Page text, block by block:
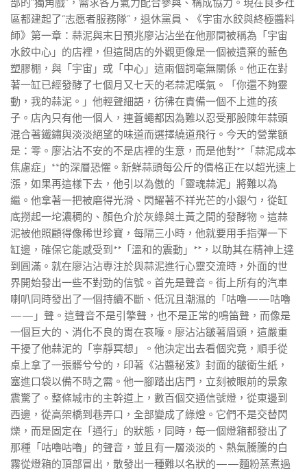
部的“獨角戲”，需求各方氣力配合參與、構成協力。現在良多社
區都建起了“志愿者服務隊”，退休黨員、《宇宙水餃與終極醬料
師》第一章：蒜泥與末日預兆廖沾沾坐在他那間被稱為「宇宙
水餃中心」的店裡，但這間店的外觀更像是一個被遺棄的藍色
塑膠棚，與「宇宙」或「中心」這兩個詞毫無關係。他正在對
著一缸已經發酵了七個月又七天的老蒜泥嘆氣。「你還不夠靈
動，我的蒜泥。」他輕聲細語，彷彿在責備一個不上進的孩
子。店內只有他一個人，連蒼蠅都因為難以忍受那股陳年蒜頭
混合著鐵鏽與淡淡絕望的味道而選擇繞道飛行。今天的營業額
是：零。廖沾沾不安的不是店裡的生意，而是他對**「蒜泥成本
焦慮症」**的深層恐懼。新鮮蒜頭每公斤的價格正在以超光速上
漲，如果再這樣下去，他引以為傲的「靈魂蒜泥」將難以為
繼。他拿著一把被磨得光滑、閃耀著不祥光芒的小銀勺，從缸
底撈起一坨濃稠的、顏色介於灰綠與土黃之間的發酵物。這蒜
泥被他照顧得像稀世珍寶，每隔三小時，他就要用手指彈一下
缸邊，確保它能感受到**「溫和的震動」**，以助其在精神上達
到圓滿。就在廖沾沾專注於與蒜泥進行心靈交流時，外面的世
界開始發出一些不對勁的信號。首先是聲音。街上所有的汽車
喇叭同時發出了一個持續不斷、低沉且潮濕的「咕嚕——咕嚕
——」聲。這聲音不是引擎聲，也不是正常的鳴笛聲，而像是
一個巨大的、消化不良的胃在哀嚎。廖沾沾皺著眉頭，這嚴重
干擾了他蒜泥的「寧靜冥想」。他決定出去看個究竟，順手從
桌上拿了一張髒兮兮的，印著《沾醬秘笈》封面的皺衛生紙，
塞進口袋以備不時之需。他一腳踏出店門，立刻被眼前的景象
震驚了。整條城市的主幹道上，數百個交通信號燈，從東邊到
西邊，從高架橋到巷弄口，全部變成了綠燈。它們不是交替閃
爍，而是固定在「通行」的狀態，同時，每一個燈箱都發出了
那種「咕嚕咕嚕」的聲音，並且有一層淡淡的、熱氣騰騰的白
霧從燈箱的頂部冒出，散發出一種難以名狀的——麵粉蒸煮過